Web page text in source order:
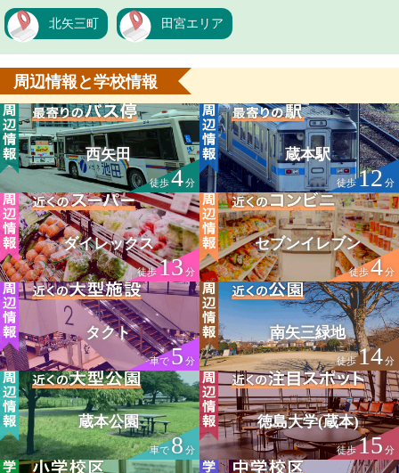
北矢三町 田宮エリア
周辺情報と学校情報
西矢田
徒歩4分
蔵本駅
徒歩12 分
ダイレックス
徒歩13分
セブンイレブン
徒歩4分
タクト
車で5分
南矢三緑地
徒歩14分
蔵本公園
車で8 分
徳島大学(蔵本)
徒歩15分